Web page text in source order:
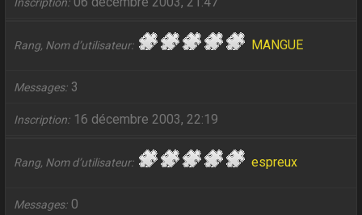
Rang, Nom d’utilisateur MANGUE
Messages 3
Inscription 16 décembre 2003, 22:19
Rang, Nom d’utilisateur espreux
Messages 0